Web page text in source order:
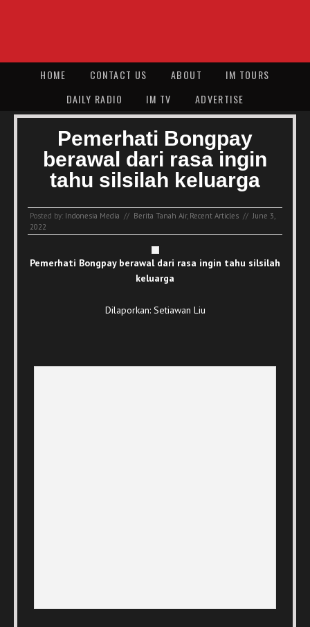
HOME CONTACT US ABOUT
IM TOURS
DAILY RADIO
IM TV ADVERTISE
Pemerhati Bongpay
berawal dari rasa ingin
tahu silsilah keluarga
Posted by: Indonesia Media // Berita Tanah Air, Recent Articles // June 3,
2022
Pemerhati Bongpay berawal dari rasa ingin tahu silsilah
keluarga
Dilaporkan: Setiawan Liu